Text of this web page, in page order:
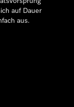
auf Dauer
aus.